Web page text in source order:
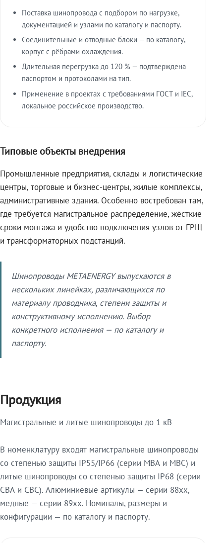
Поставка шинопровода с подбором по нагрузке,
документацией и узлами по каталогу и паспорту.
Соединительные и отводные блоки — по каталогу,
корпус с рёбрами охлаждения.
Длительная перегрузка до 120 % — подтверждена
паспортом и протоколами на тип.
Применение в проектах с требованиями ГОСТ и IEC,
локальное российское производство.
Типовые объекты внедрения
Промышленные предприятия, склады и логистические
центры, торговые и бизнес-центры, жилые комплексы,
административные здания. Особенно востребован там,
где требуется магистральное распределение, жёсткие
сроки монтажа и удобство подключения узлов от ГРЩ
и трансформаторных подстанций.
Шинопроводы METAENERGY выпускаются в
нескольких линейках, различающихся по
материалу проводника, степени защиты и
конструктивному исполнению. Выбор
конкретного исполнения — по каталогу и
паспорту.
Продукция
Магистральные и литые шинопроводы до 1 кВ
В номенклатуру входят магистральные шинопроводы
со степенью защиты IP55/IP66 (серии МВА и МВС) и
литые шинопроводы со степенью защиты IP68 (серии
СВА и СВС). Алюминиевые артикулы — серии 88xx,
медные — серии 89xx. Номиналы, размеры и
конфигурации — по каталогу и паспорту.